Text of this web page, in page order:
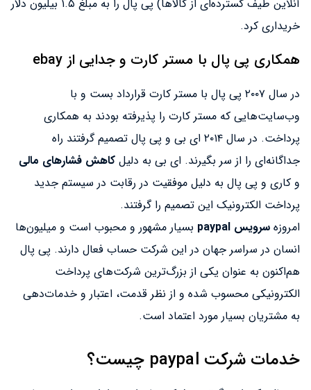
آنلاین طیف گسترده‌ای از کالاها) پی پال را به مبلغ ۱.۵ بیلیون دلار
خریداری کرد.
همکاری پی پال با مستر کارت و جدایی از ebay
در سال ۲۰۰۷ پی پال با مستر کارت قرارداد بست و با
وب‌سایت‌هایی که مستر کارت را پذیرفته بودند به همکاری
پرداخت. در سال ۲۰۱۴ ای بی و پی پال تصمیم گرفتند راه
جداگانه‌ای را از سر بگیرند. ای بی به دلیل کاهش فشارهای مالی
و کاری و پی پال به دلیل موفقیت در رقابت در سیستم جدید
پرداخت الکترونیک این تصمیم را گرفتند.
امروزه سرویس paypal
بسیار مشهور و محبوب است و میلیون‌ها
انسان در سراسر جهان در این شرکت حساب فعال دارند. پی پال
هم‌اکنون به عنوان یکی از بزرگ‌ترین شرکت‌های پرداخت
الکترونیکی محسوب شده و از نظر قدمت، اعتبار و خدمات‌دهی
به مشتریان بسیار مورد اعتماد است.
خدمات شرکت paypal چیست؟